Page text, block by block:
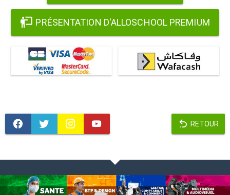
PRÉSENTATION D'ALLOSCHOOL PREMIUM
RETOUR